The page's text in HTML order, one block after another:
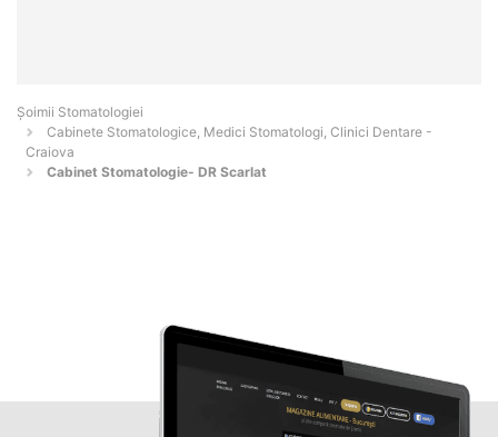
Șoimii Stomatologiei
Cabinete Stomatologice, Medici Stomatologi, Clinici Dentare -
Craiova
Cabinet Stomatologie- DR Scarlat